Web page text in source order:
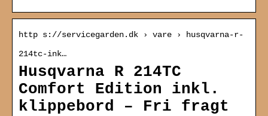
http s://servicegarden.dk › vare › husqvarna-r-
214tc-ink…
Husqvarna R 214TC
Comfort Edition inkl.
klippebord – Fri fragt